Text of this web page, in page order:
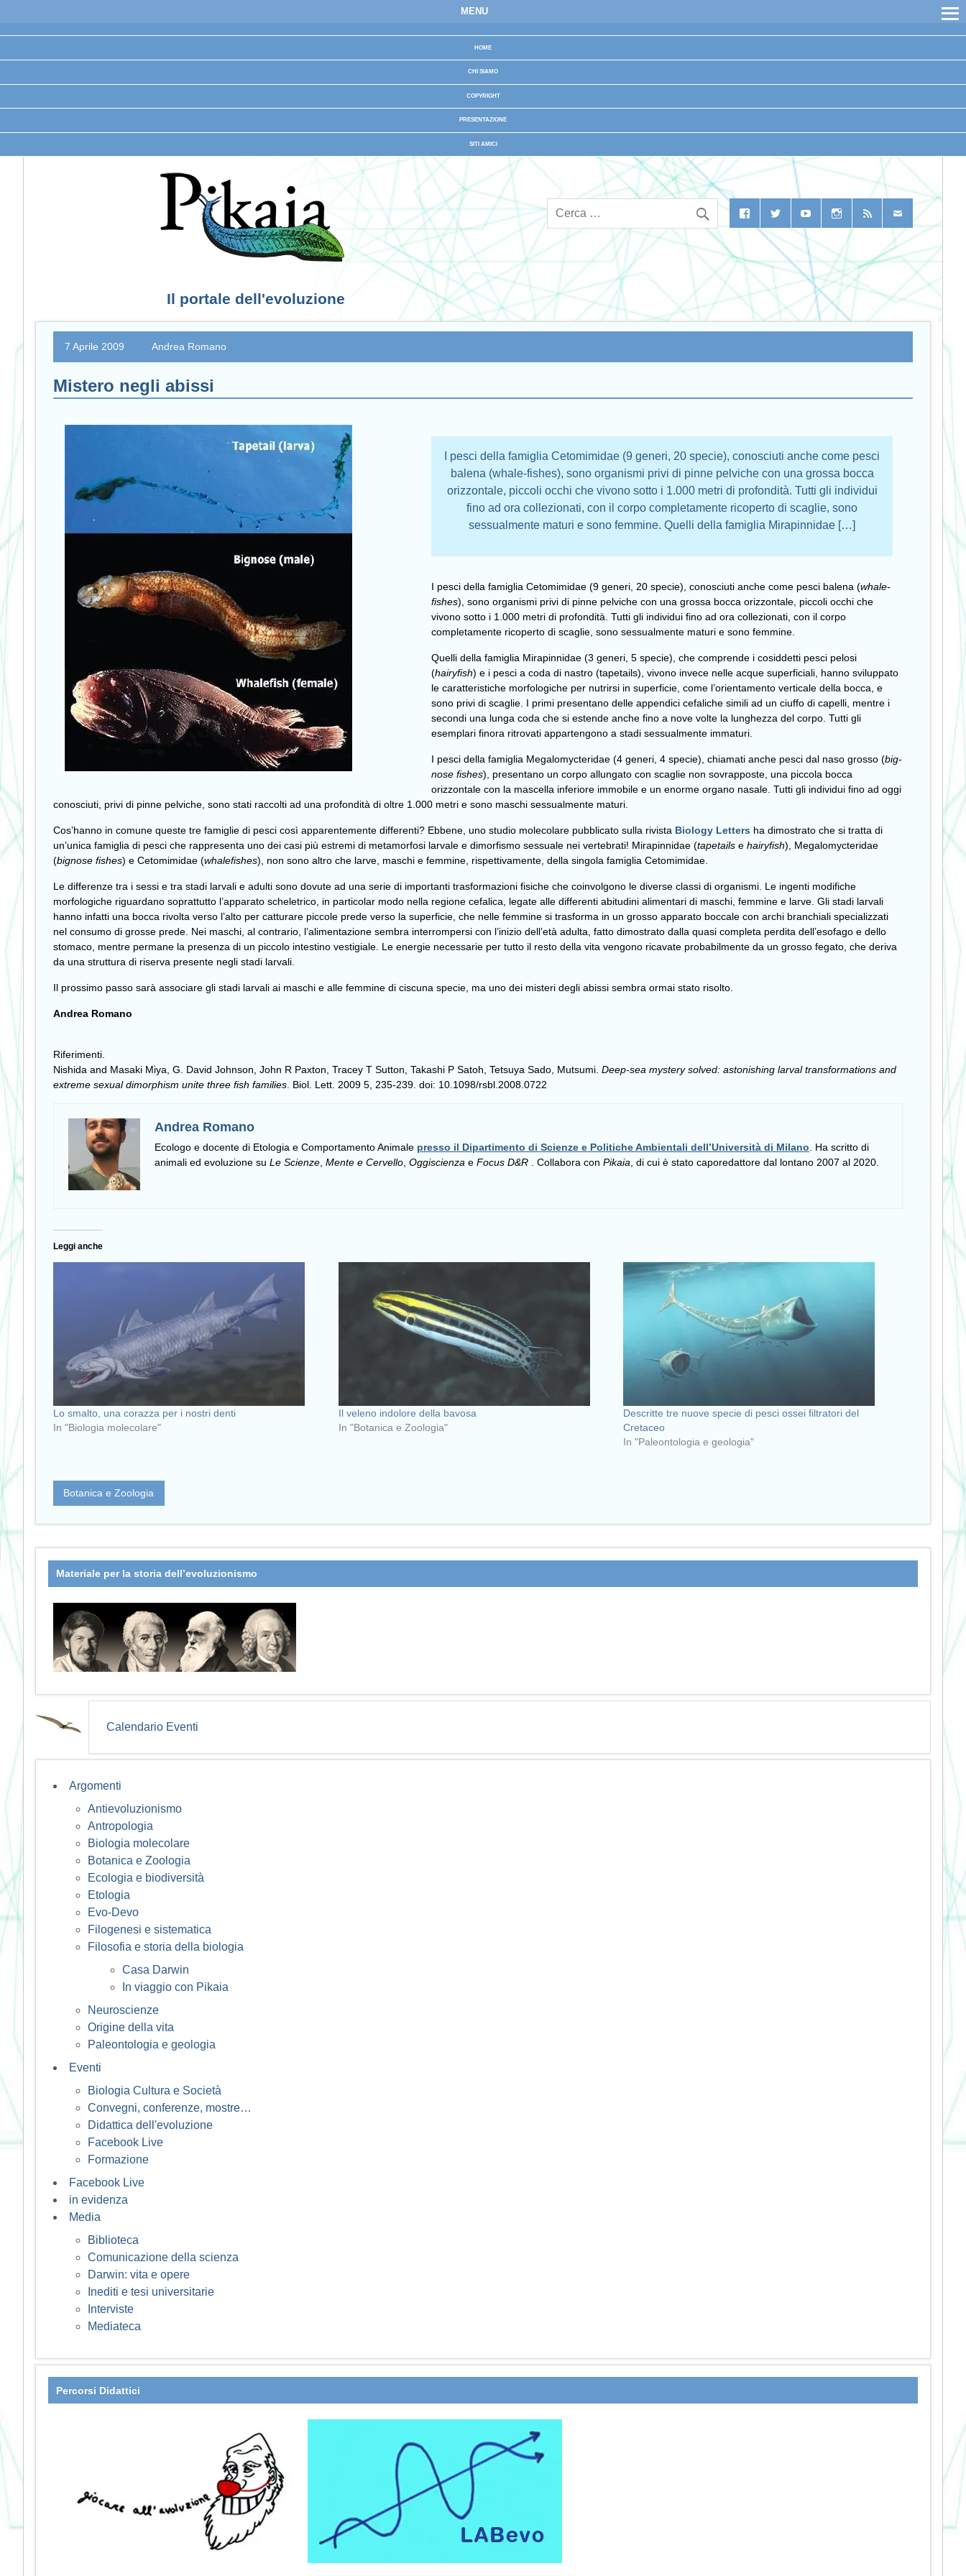
MENU
HOME
CHI SIAMO
COPYRIGHT
PRESENTAZIONE
SITI AMICI
Il portale dell'evoluzione
7 Aprile 2009 Andrea Romano
Mistero negli abissi
I pesci della famiglia Cetomimidae (9 generi, 20 specie), conosciuti anche come pesci
balena (whale-fishes), sono organismi privi di pinne pelviche con una grossa bocca
orizzontale, piccoli occhi che vivono sotto i 1.000 metri di profondità. Tutti gli individui
fino ad ora collezionati, con il corpo completamente ricoperto di scaglie, sono
sessualmente maturi e sono femmine. Quelli della famiglia Mirapinnidae […]
I pesci della famiglia Cetomimidae (9 generi, 20 specie), conosciuti anche come pesci balena (whale-
fishes), sono organismi privi di pinne pelviche con una grossa bocca orizzontale, piccoli occhi che
vivono sotto i 1.000 metri di profondità. Tutti gli individui fino ad ora collezionati, con il corpo
completamente ricoperto di scaglie, sono sessualmente maturi e sono femmine.
Quelli della famiglia Mirapinnidae (3 generi, 5 specie), che comprende i cosiddetti pesci pelosi
(hairyfish) e i pesci a coda di nastro (tapetails), vivono invece nelle acque superficiali, hanno sviluppato
le caratteristiche morfologiche per nutrirsi in superficie, come l’orientamento verticale della bocca, e
sono privi di scaglie. I primi presentano delle appendici cefaliche simili ad un ciuffo di capelli, mentre i
secondi una lunga coda che si estende anche fino a nove volte la lunghezza del corpo. Tutti gli
esemplari finora ritrovati appartengono a stadi sessualmente immaturi.
I pesci della famiglia Megalomycteridae (4 generi, 4 specie), chiamati anche pesci dal naso grosso (big-
nose fishes), presentano un corpo allungato con scaglie non sovrapposte, una piccola bocca
orizzontale con la mascella inferiore immobile e un enorme organo nasale. Tutti gli individui fino ad oggi
conosciuti, privi di pinne pelviche, sono stati raccolti ad una profondità di oltre 1.000 metri e sono maschi sessualmente maturi.
Cos’hanno in comune queste tre famiglie di pesci così apparentemente differenti? Ebbene, uno studio molecolare pubblicato sulla rivista Biology Letters ha dimostrato che si tratta di
un’unica famiglia di pesci che rappresenta uno dei casi più estremi di metamorfosi larvale e dimorfismo sessuale nei vertebrati! Mirapinnidae (tapetails e hairyfish), Megalomycteridae
(bignose fishes) e Cetomimidae (whalefishes), non sono altro che larve, maschi e femmine, rispettivamente, della singola famiglia Cetomimidae.
Le differenze tra i sessi e tra stadi larvali e adulti sono dovute ad una serie di importanti trasformazioni fisiche che coinvolgono le diverse classi di organismi. Le ingenti modifiche
morfologiche riguardano soprattutto l’apparato scheletrico, in particolar modo nella regione cefalica, legate alle differenti abitudini alimentari di maschi, femmine e larve. Gli stadi larvali
hanno infatti una bocca rivolta verso l’alto per catturare piccole prede verso la superficie, che nelle femmine si trasforma in un grosso apparato boccale con archi branchiali specializzati
nel consumo di grosse prede. Nei maschi, al contrario, l’alimentazione sembra interrompersi con l’inizio dell’età adulta, fatto dimostrato dalla quasi completa perdita dell’esofago e dello
stomaco, mentre permane la presenza di un piccolo intestino vestigiale. Le energie necessarie per tutto il resto della vita vengono ricavate probabilmente da un grosso fegato, che deriva
da una struttura di riserva presente negli stadi larvali.
Il prossimo passo sarà associare gli stadi larvali ai maschi e alle femmine di ciscuna specie, ma uno dei misteri degli abissi sembra ormai stato risolto.
Andrea Romano
Riferimenti.
Nishida and Masaki Miya, G. David Johnson, John R Paxton, Tracey T Sutton, Takashi P Satoh, Tetsuya Sado, Mutsumi. Deep-sea mystery solved: astonishing larval transformations and
extreme sexual dimorphism unite three fish families . Biol. Lett. 2009 5, 235-239. doi: 10.1098/rsbl.2008.0722
Andrea Romano
Ecologo e docente di Etologia e Comportamento Animale presso il Dipartimento di Scienze e Politiche Ambientali dell’Università di Milano . Ha scritto di
animali ed evoluzione su Le Scienze Mente e Cervello Oggiscienza e Focus D&R . Collabora con Pikaia , di cui è stato caporedattore dal lontano 2007 al 2020.
Leggi anche
Lo smalto, una corazza per i nostri denti
In "Biologia molecolare"
Il veleno indolore della bavosa
In "Botanica e Zoologia"
Descritte tre nuove specie di pesci ossei filtratori del
Cretaceo
In "Paleontologia e geologia"
Botanica e Zoologia
Materiale per la storia dell’evoluzionismo
Calendario Eventi
Argomenti
Antievoluzionismo
Antropologia
Biologia molecolare
Botanica e Zoologia
Ecologia e biodiversità
Etologia
Evo-Devo
Filogenesi e sistematica
Filosofia e storia della biologia
Casa Darwin
In viaggio con Pikaia
Neuroscienze
Origine della vita
Paleontologia e geologia
Eventi
Biologia Cultura e Società
Convegni, conferenze, mostre…
Didattica dell'evoluzione
Facebook Live
Formazione
Facebook Live
in evidenza
Media
Biblioteca
Comunicazione della scienza
Darwin: vita e opere
Inediti e tesi universitarie
Interviste
Mediateca
Percorsi Didattici